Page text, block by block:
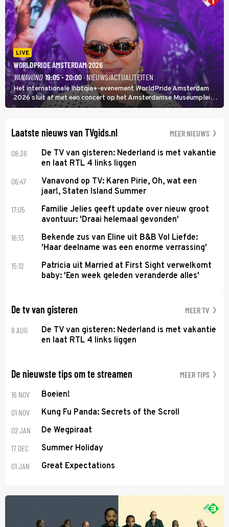
LIVE
WORLDPRIDE AMSTERDAM 2026
VANAVOND 19:05 - 20:00· NIEUWS/ACTUALITEITEN
Het internationale lhbtqia+-evenement WorldPride Amsterdam
2026 sluit af met een concert op het Amsterdamse Museumplein.
Anita Doth is een van de optredende artiesten. In de jaren 90
Laatste nieuws van TVgids.nl MEER NIEUWS
08:36
De TV van gisteren: Nederland is met vakantie
en laat RTL 4 links liggen
06:47
Vanavond op TV: Karen Pirie, Oh, wat een
jaar!, Staten Island Summer
17:05
Familie Jelies geeft update over nieuw groot
avontuur: 'Draai helemaal gevonden'
16:13
Bekende zus van Eline uit B&B Vol Liefde:
'Haar deelname was een enorme verrassing'
15:12
Patricia uit Married at First Sight verwelkomt
baby: 'Een week geleden veranderde alles'
De tv van gisteren MEER TV
8 AUG
De TV van gisteren: Nederland is met vakantie
en laat RTL 4 links liggen
De nieuwste tips om te streamen MEER TIPS
16 NOV Boeien!
01 NOV Kung Fu Panda: Secrets of the Scroll
02 JAN De Wegpiraat
17 DEC Summer Holiday
01 JAN Great Expectations